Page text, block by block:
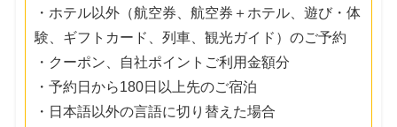
・ホテル以外（航空券、航空券＋ホテル、遊び・体
験、ギフトカード、列車、観光ガイド）のご予約
・クーポン、自社ポイントご利用金額分
・予約日から180日以上先のご宿泊
・日本語以外の言語に切り替えた場合